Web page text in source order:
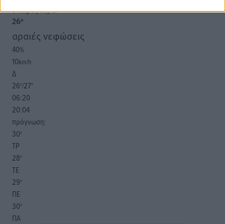
o καιρός τώρα:
26°
αραιές νεφώσεις
40%
10km/h
Δ
26°/27°
06:20
20:04
πρόγνωση:
30°
ΤΡ
28°
ΤΕ
29°
ΠΕ
30°
ΠΑ